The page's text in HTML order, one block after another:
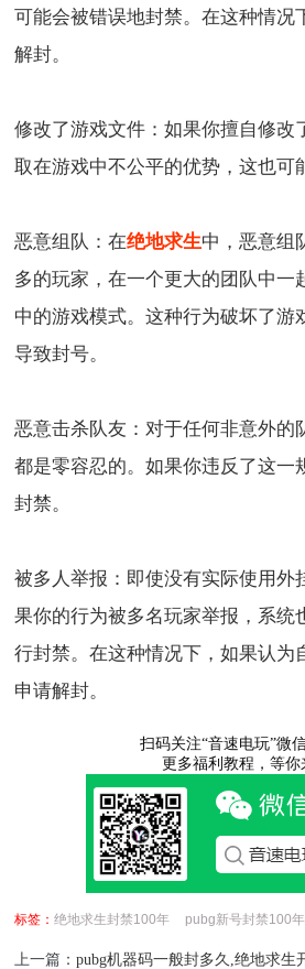
可能会被错误地封禁。在这种情况
解封。
修改了游戏文件：如果你擅自修改
取在游戏中不公平的优势，这也可
恶意组队：在绝地求生中，恶意组
多的玩家，在一个更大的团队中一
中的游戏模式。这种行为破坏了游
导致封号。
恶意击杀队友：对于任何非意外的
都是零容忍的。如果你违反了这一
封禁。
被多人举报：即使没有实际使用外
果你的行为被多名玩家举报，系统
行封禁。在这种情况下，如果认为
申请解封。
扫码关注“音速电玩”微
更多福利教程，等你
标签：绝地求生封禁100年 pubg新号封禁100
上一篇：pubg机器码一般封多久,绝地求生